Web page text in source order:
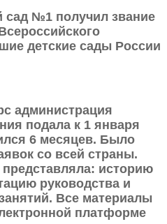
сад №1 получил звание
детские сады России
администрация
подала к 1 января
6 месяцев. Было
со всей страны.
историю
руководства и
Все материалы
платформе